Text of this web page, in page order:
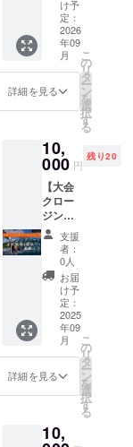
メール
アドレ
スに感
謝の気
持ちを
お礼
メール
す。
の時点
では注
文サイ
ズ・生
地色は
れない
ためご
い。
■ お礼
メール
・ 記載
いただ
いた
メール
アドレ
スに感
謝の気
持ちを
込めて
お礼
メール
をお送
す。
100%
[注意事
項①]デ
ザイン
と色が
確定し
次第
いたし
ます。
その際
にご希
望の生
地色と
サイズ
をご返
信くだ
さい。
クラウ
ドファ
ンディ
ング終
了から1
内にお
送りい
意事項
100%
[注意事
項①]デ
ザイン
と色が
確定し
次第
いたし
ます。
その際
にご希
望の生
地色と
サイズ
をご返
信くだ
さい。
クラウ
ドファ
ンディ
ング終
了から1
週間以
内にお
意事項
■ フ
リーダ
イビン
グ体
験・1人
セット
日帰り
のフ
イビン
体験
コース
です。
・ [体験
内容]:
現状ス
キルを
確認・
相談の
上、
プール
または
海にて
フリー
ダイビ
ング体
[所要時
け予
定：
2026
年09
月
詳細を見る
こ
の
リ
タ
ー
ン
を
選
択
す
る
10,
000 円
残り20
【大会
クロー
ジング
パー
ティー
コー
ス：ク
ロージ
ング
パー
ティ参
加券 +
動画記
名】
■ 大会
クロー
パー
支援
者：
0人
お届
け予
定：
2025
年09
月
詳細を見る
こ
の
リ
タ
ー
ン
を
選
択
す
る
10,